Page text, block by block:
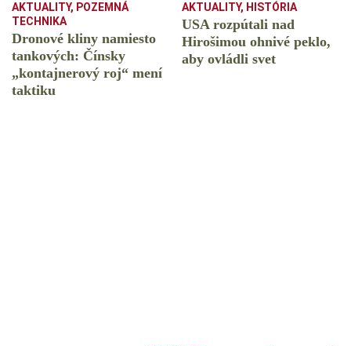
AKTUALITY, POZEMNÁ
TECHNIKA
Dronové kliny namiesto
tankových: Čínsky
️„kontajnerový roj“ mení
taktiku
AKTUALITY, HISTÓRIA
USA rozpútali nad
Hirošimou ohnivé peklo,
aby ovládli svet